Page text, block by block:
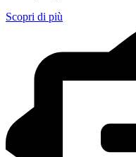
Scopri di più